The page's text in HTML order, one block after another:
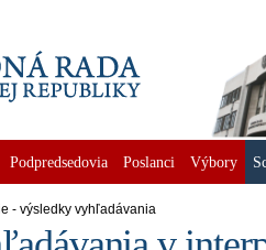
Podpredsedovia Poslanci Výbory
- výsledky vyhľadávania